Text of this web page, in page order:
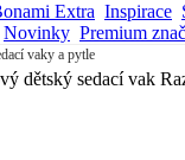
Extra Inspirace
Novinky Premium
vaky a pytle